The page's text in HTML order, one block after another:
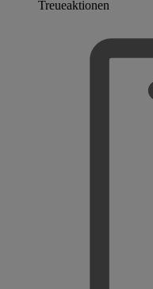
Treueaktionen